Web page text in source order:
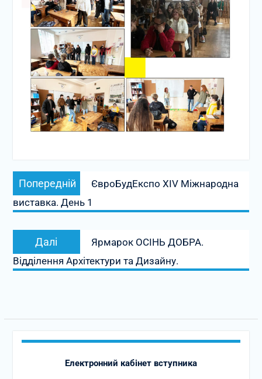
записів
Попередній
запис:
ЄвроБудЕкспо XIV Міжнародна
виставка. День 1
Далі
запис:
Ярмарок ОСІНЬ ДОБРА.
Відділення Архітектури та Дизайну.
Електронний кабінет вступника